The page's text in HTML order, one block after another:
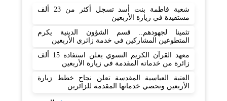
شعبة فاطمة بنت أسد تسجل أكثر من 23 ألف
مستفيدة في زيارة الأربعين
تثمينا لجهودهم.. قسم الشؤون الدينية يكرم
المتطوعين المشاركين في خدمة زائري الأربعين
معهد القرآن الكريم النسوي يعلن استفادة 15 ألف
زائرة من خدماته المقدمة في زيارة الأربعين
العتبة العباسية المقدسة تعلن نجاح خطط زيارة
الأربعين وتحصي خدماتها المقدمة للزائرين